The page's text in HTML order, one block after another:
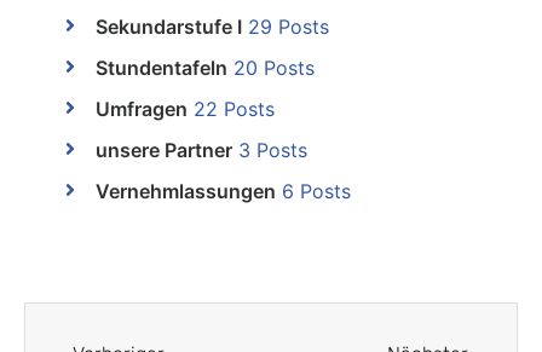
Sekundarstufe I 29 Posts
Stundentafeln 20 Posts
Umfragen 22 Posts
unsere Partner 3 Posts
Vernehmlassungen 6 Posts